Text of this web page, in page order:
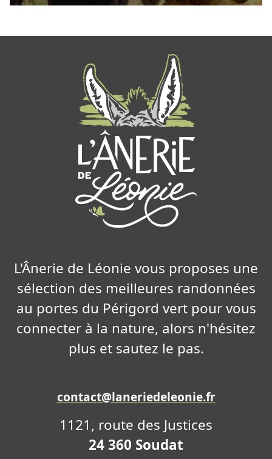
L'Ânerie de Léonie vous proposes une
sélection des meilleures randonnées
au portes du Périgord vert pour vous
connecter à la nature, alors n'hésitez
plus et sautez le pas.
contact@laneriedeleonie.fr
1121, route des Justices
24 360 Soudat